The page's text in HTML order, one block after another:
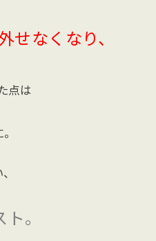
せなくなり、
点は
。